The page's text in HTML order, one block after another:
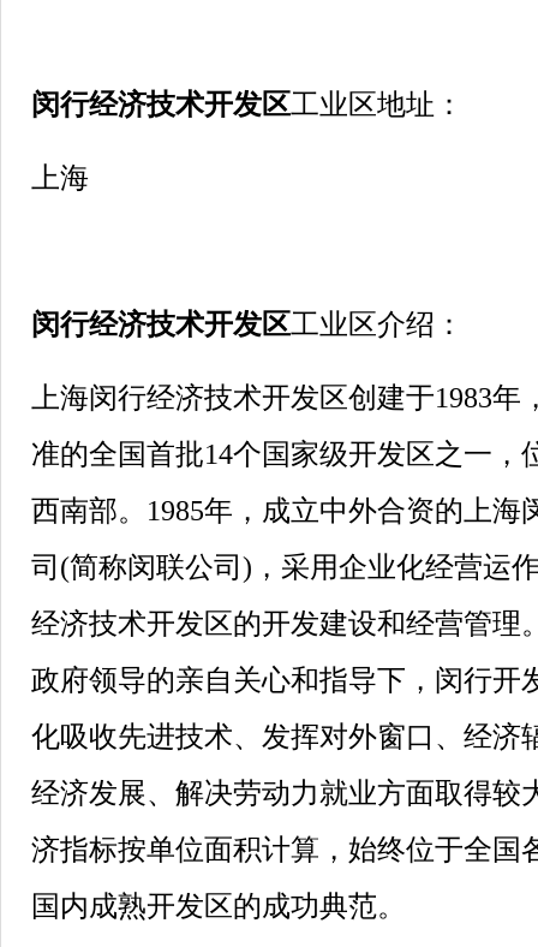
闵行经济技术开发区工业区地址：
上海
闵行经济技术开发区工业区介绍：
上海闵行经济技术开发区创建于1983年
准的全国首批14个国家级开发区之一，
西南部。1985年，成立中外合资的上海
司(简称闵联公司)，采用企业化经营运
经济技术开发区的开发建设和经营管理
政府领导的亲自关心和指导下，闵行开
化吸收先进技术、发挥对外窗口、经济
经济发展、解决劳动力就业方面取得较
济指标按单位面积计算，始终位于全国
国内成熟开发区的成功典范。